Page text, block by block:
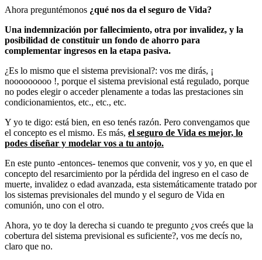
Ahora preguntémonos ¿qué nos da el seguro de Vida?
Una indemnización por fallecimiento, otra por invalidez, y la
posibilidad de constituir un fondo de ahorro para
complementar ingresos en la etapa pasiva.
¿Es lo mismo que el sistema previsional?: vos me dirás, ¡
nooooooooo !, porque el sistema previsional está regulado, porque
no podes elegir o acceder plenamente a todas las prestaciones sin
condicionamientos, etc., etc., etc.
Y yo te digo: está bien, en eso tenés razón. Pero convengamos que
el concepto es el mismo. Es más, el seguro de Vida es mejor, lo
podes diseñar y modelar vos a tu antojo.
En este punto -entonces- tenemos que convenir, vos y yo, en que el
concepto del resarcimiento por la pérdida del ingreso en el caso de
muerte, invalidez o edad avanzada, esta sistemáticamente tratado por
los sistemas previsionales del mundo y el seguro de Vida en
comunión, uno con el otro.
Ahora, yo te doy la derecha si cuando te pregunto ¿vos creés que la
cobertura del sistema previsional es suficiente?, vos me decís no,
claro que no.